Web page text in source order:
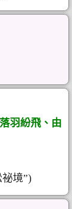
羽紛飛、由
境”)